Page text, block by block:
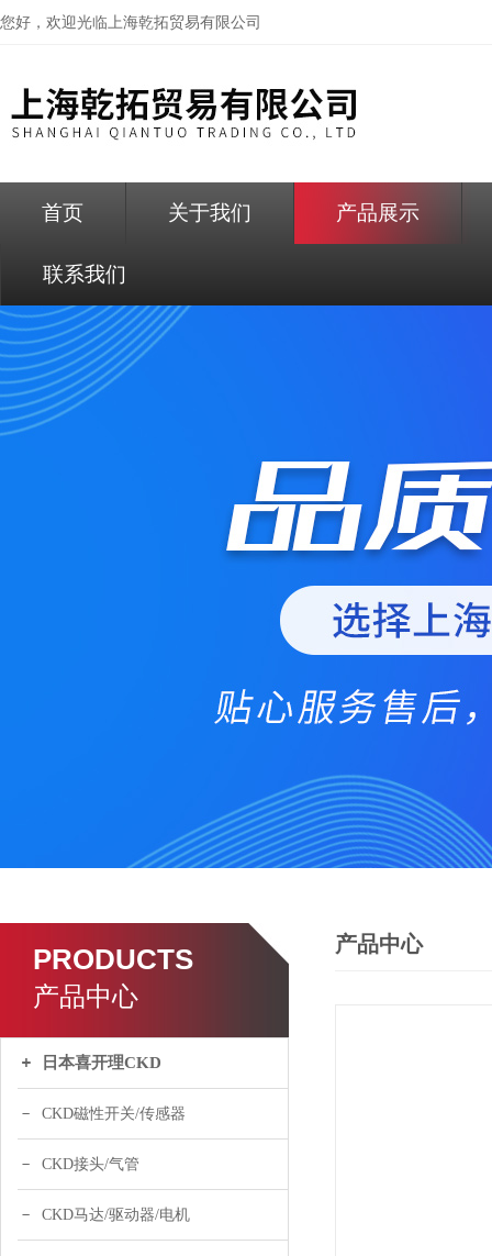
您好，欢迎光临上海乾拓贸易有限公司
首页 关于我们 产品展示
联系我们
PRODUCTS
产品中心
日本喜开理CKD
CKD磁性开关/传感器
CKD接头/气管
CKD马达/驱动器/电机
产品中心